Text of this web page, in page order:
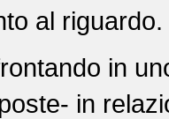
al riguardo.
in
in